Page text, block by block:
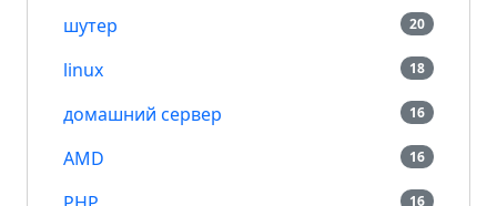
шутер 20
linux 18
домашний сервер 16
AMD 16
16